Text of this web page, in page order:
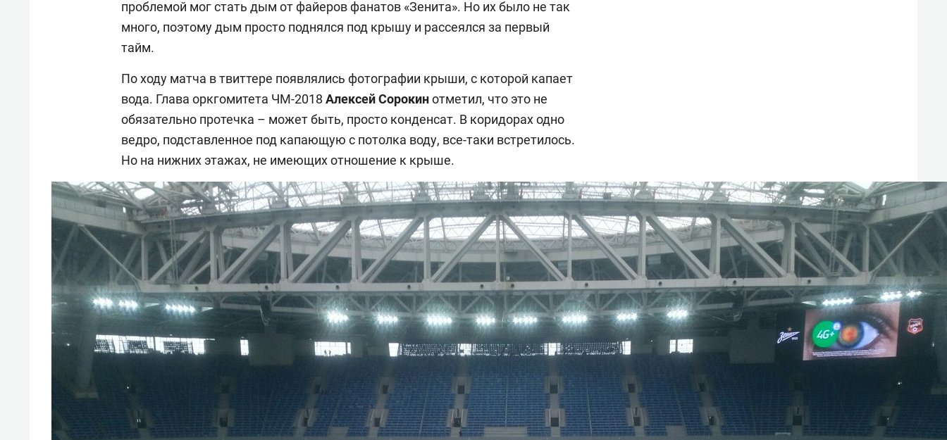
проблемой мог стать дым от файеров фанатов «Зенита». Но их было не так
много, поэтому дым просто поднялся под крышу и рассеялся за первый
тайм.
По ходу матча в твиттере появлялись фотографии крыши, с которой капает
вода. Глава оркгомитета ЧМ-2018 Алексей Сорокинотметил, что это не
обязательно протечка – может быть, просто конденсат. В коридорах одно
ведро, подставленное под капающую с потолка воду, все-таки встретилось.
Но на нижних этажах, не имеющих отношение к крыше.